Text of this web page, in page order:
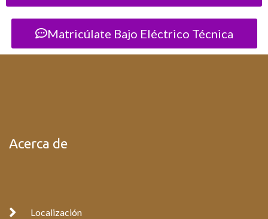
Matricúlate Bajo Eléctrico Técnica
Acerca de
Localización